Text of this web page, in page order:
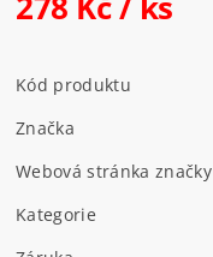
Kód produktu
Značka
Webová stránka značky
Kategorie